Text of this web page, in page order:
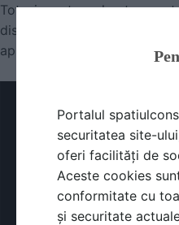
Totusi, pentru a-l putea
disponibila atat pe IOS, cat
aplicatie pentru control IR
Portalul
securitatea site-
oferi facilități de
Aceste cookies
conformitate cu
și securitate